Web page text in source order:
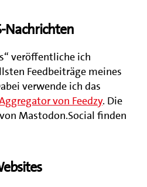
Nachrichten
veröffentliche ich
Feedbeiträge meines
verwende ich das
Aggregator von Feedzy. Die
Mastodon.Social finden